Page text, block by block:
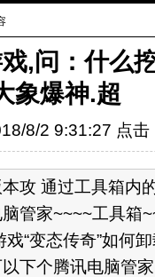
,问：什么
象爆神.超
8/2 9:31:27 点击
攻 通过工具箱内
管家~~~~工具箱
“变态传奇”如何
下个腾讯电脑管